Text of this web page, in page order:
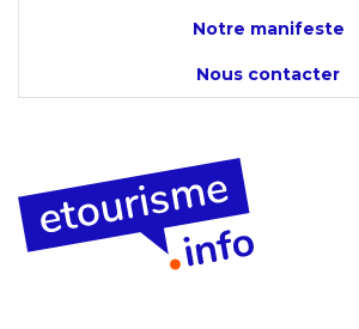
Notre manifeste
Nous contacter